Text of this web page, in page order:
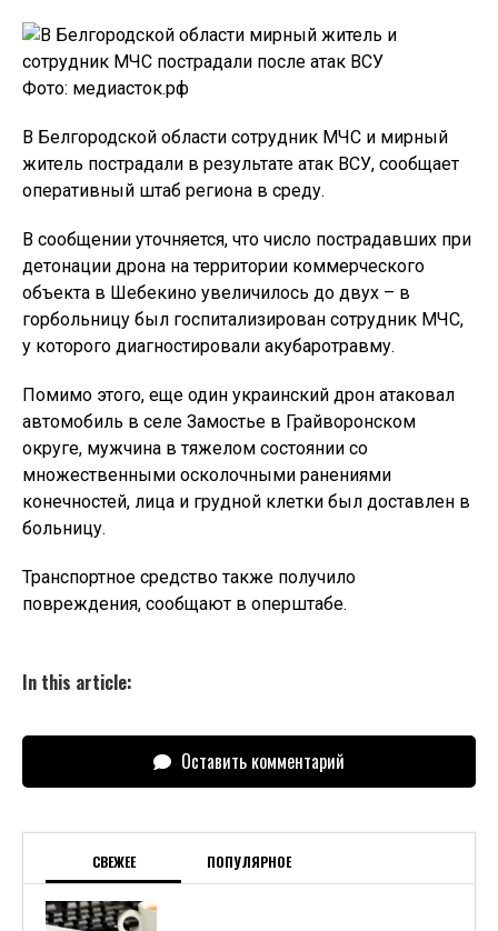
Фото: медиасток.рф
В Белгородской области сотрудник МЧС и мирный
житель пострадали в результате атак ВСУ, сообщает
оперативный штаб региона в среду.
В сообщении уточняется, что число пострадавших при
детонации дрона на территории коммерческого
объекта в Шебекино увеличилось до двух – в
горбольницу был госпитализирован сотрудник МЧС,
у которого диагностировали акубаротравму.
Помимо этого, еще один украинский дрон атаковал
автомобиль в селе Замостье в Грайворонском
округе, мужчина в тяжелом состоянии со
множественными осколочными ранениями
конечностей, лица и грудной клетки был доставлен в
больницу.
Транспортное средство также получило
повреждения, сообщают в оперштабе.
In this article:
Оставить комментарий
СВЕЖЕЕ ПОПУЛЯРНОЕ